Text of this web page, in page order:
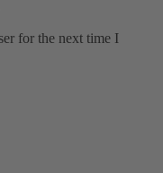
for the next time I